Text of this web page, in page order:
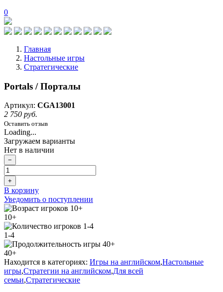
0
Главная
Настольные игры
Стратегические
Portals / Порталы
Артикул: CGA13001
2 750 руб.
Оставить отзыв
Loading...
Загружаем варианты
Нет в наличии
−
+
В корзину
Уведомить о поступлении
10+
1-4
40+
Находится в категориях: Игры на английском,Настольные
игры,Стратегии на английском,Для всей
семьи,Стратегические